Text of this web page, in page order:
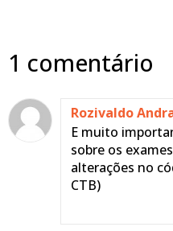
1 comentário
Rozivaldo
E muito
sobre os
alterações no
CTB)